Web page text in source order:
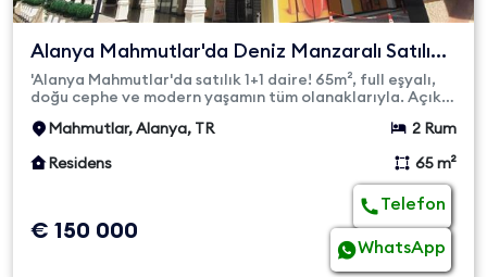
Alanya Mahmutlar'da Deniz Manzaralı Satılık
1+1 Daire | Yekt...
'Alanya Mahmutlar'da satılık 1+1 daire! 65m², full eşyalı,
doğu cephe ve modern yaşamın tüm olanaklarıyla. Açık
Mahmutlar, Alanya, TR
2 Rum
Residens
65 m²
€ 150 000
Telefon
WhatsApp